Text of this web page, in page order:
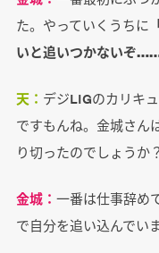
た。やっていくうちに
いと追いつかないぞ……
天： デジLIGのカリキ
ですもんね。金城さん
り切ったのでしょうか？
金城： 一番は仕事辞め
で自分を追い込んでい